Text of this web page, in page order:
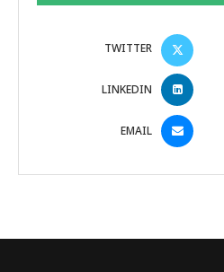
TWITTER
LINKEDIN
EMAIL